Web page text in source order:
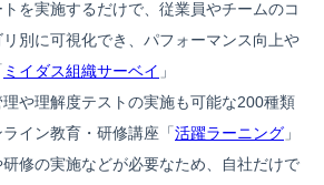
トを実施するだけで、従業員やチームのコ
別に可視化でき、パフォーマンス向上や
ミイダス組織サーベイ 」
理や理解度テストの実施も可能な200種類
イン教育・研修講座「活躍ラーニング 」
研修の実施などが必要なため、自社だけで